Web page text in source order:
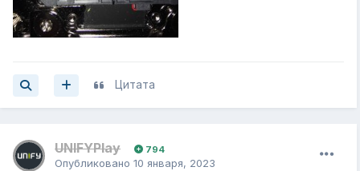
Цитата
UNIFYPlay 794
Опубликовано 10 января, 2023